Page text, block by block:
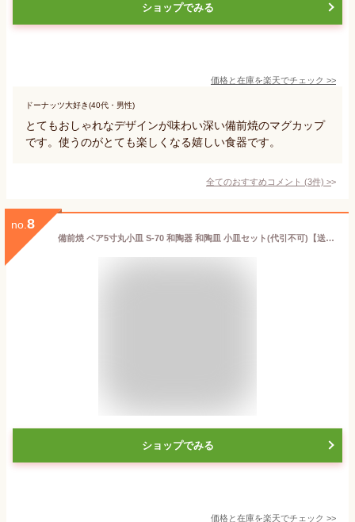
ショップでみる
価格と在庫を楽天でチェック >>
ドーナッツ大好き(40代・男性)
とてもおしゃれなデザインが味わい深い備前焼のマグカップ
です。使うのがとても楽しくなる嬉しい食器です。
全てのおすすめコメント (3件) >
no. 8
備前焼 ペア5寸丸小皿 S‐70 和陶器 和陶皿 小皿セット(代引不可)【送料無料】
ショップでみる
価格と在庫を楽天でチェック >>